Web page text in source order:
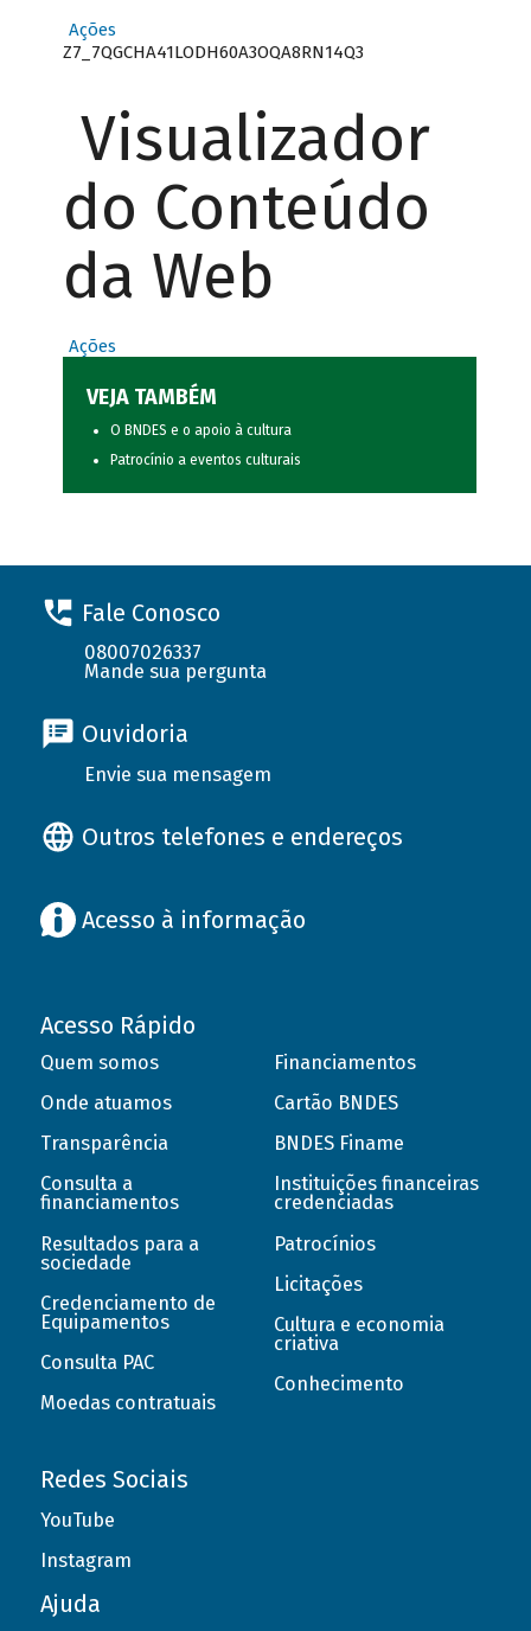
Ações
Z7_7QGCHA41LODH60A3OQA8RN14Q3
Visualizador
do Conteúdo
da Web
Ações
VEJA TAMBÉM
O BNDES e o apoio à cultura
Patrocínio a eventos culturais
Fale Conosco
08007026337
Mande sua pergunta
Ouvidoria
Envie sua mensagem
Outros telefones e endereços
Acesso à informação
Acesso Rápido
Quem somos
Onde atuamos
Transparência
Consulta a
financiamentos
Resultados para a
sociedade
Credenciamento de
Equipamentos
Consulta PAC
Moedas contratuais
Financiamentos
Cartão BNDES
BNDES Finame
Instituições financeiras
credenciadas
Patrocínios
Licitações
Cultura e economia
criativa
Conhecimento
Redes Sociais
YouTube
Instagram
Ajuda